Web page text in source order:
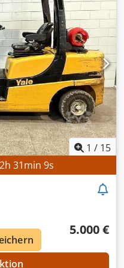
mm Gabelzinkenlänge:
410 mm Maximale
DETAILS Anzahl Räder:
Betriebsstunden:
Abmessungen (L x B x
7.025 kg
2019
80 V
10.333 h
Gabelverstellung Nicht
1 / 15
h 31min 7s
5.000 €